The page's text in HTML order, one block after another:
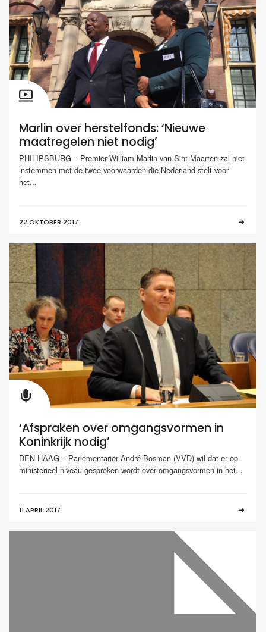
Marlin over herstelfonds: ‘Nieuwe
maatregelen niet nodig’
PHILIPSBURG – Premier William Marlin van Sint-Maarten zal niet
instemmen met de twee voorwaarden die Nederland stelt voor
het...
22 OKTOBER 2017
‘Afspraken over omgangsvormen in
Koninkrijk nodig’
DEN HAAG – Parlementariër André Bosman (VVD) wil dat er op
ministerieel niveau gesproken wordt over omgangsvormen in het...
11 APRIL 2017